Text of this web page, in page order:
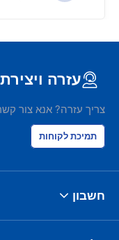
עזרה
צריך עזרה? אנא צור
תמיכת לקוחות
חשבון